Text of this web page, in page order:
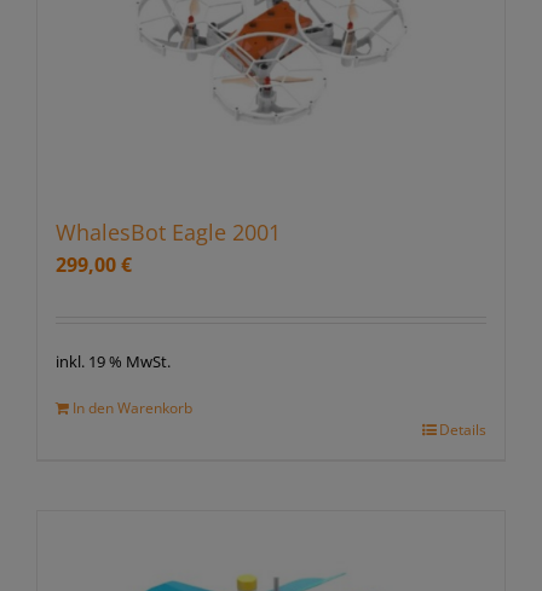
WhalesBot Eagle 2001
299,00€
inkl. 19 % MwSt.
In den Warenkorb
Details